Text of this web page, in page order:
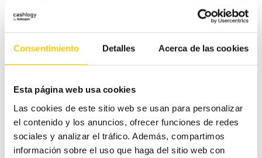
Consentimiento Detalles Acerca de las cookies
Esta página web usa cookies
Las cookies de este sitio web se usan para personalizar
el contenido y los anuncios, ofrecer funciones de redes
sociales y analizar el tráfico. Además, compartimos
información sobre el uso que haga del sitio web con
entradas
negocios para tu negocio
Categorías
#CashlogyContigo
Comercio Alimentación